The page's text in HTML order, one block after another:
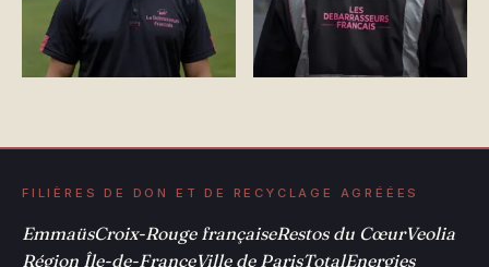
FILIÈRES DE DON ET DE RECYCLAGE AGRÉÉES
EmmaüsCroix-Rouge françaiseRestos du CœurVeolia
Région Île-de-FranceVille de ParisTotalEnergies